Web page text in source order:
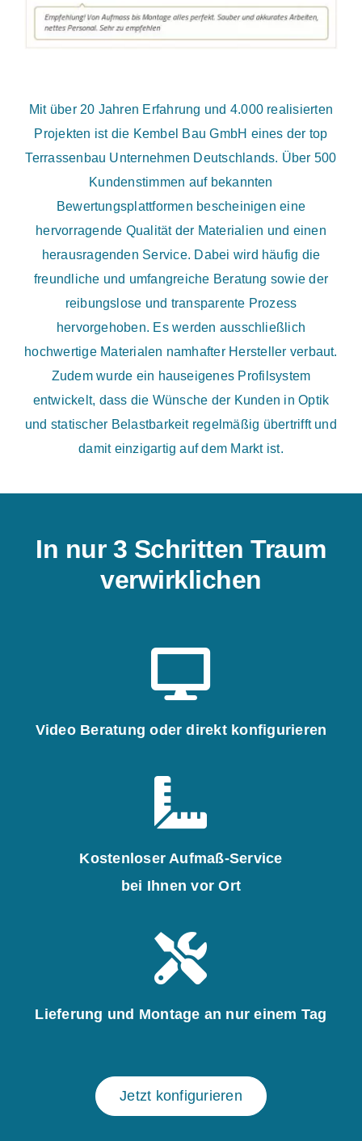
Mit über 20 Jahren Erfahrung und 4.000 realisierten
Projekten ist die Kembel Bau GmbH eines der top
Terrassenbau Unternehmen Deutschlands. Über 500
Kundenstimmen auf bekannten
Bewertungsplattformen bescheinigen eine
hervorragende Qualität der Materialien und einen
herausragenden Service. Dabei wird häufig die
freundliche und umfangreiche Beratung sowie der
reibungslose und transparente Prozess
hervorgehoben. Es werden ausschließlich
hochwertige Materialen namhafter Hersteller verbaut.
Zudem wurde ein hauseigenes Profilsystem
entwickelt, dass die Wünsche der Kunden in Optik
und statischer Belastbarkeit regelmäßig übertrifft und
damit einzigartig auf dem Markt ist.
In nur 3 Schritten Traum
verwirklichen
Video Beratung oder direkt konfigurieren
Kostenloser Aufmaß-Service
bei Ihnen vor Ort
Lieferung und Montage an nur einem Tag
Jetzt konfigurieren